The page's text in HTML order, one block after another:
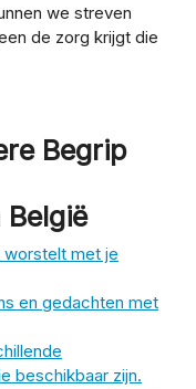
we streven
de zorg krijgt die
Begrip
worstelt met je
en gedachten met
beschikbaar zijn.